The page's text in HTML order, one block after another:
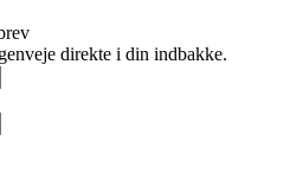
direkte i din indbakke.